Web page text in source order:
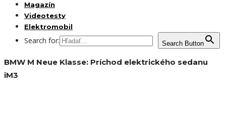
Magazín
Videotesty
Elektromobil
Search for: Search Button
BMW M Neue Klasse: Príchod elektrického sedanu
iM3